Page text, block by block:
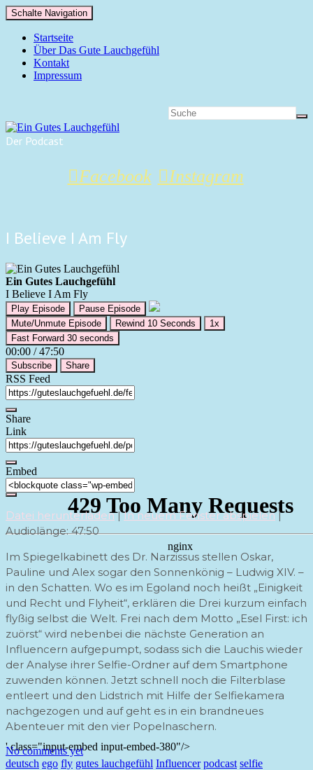
Schalte Navigation
Startseite
Über Das Gute Lauchgefühl
Kontakt
Impressum
Der Podcast
Facebook Instagram
I Believe I Am Fly
Ein Gutes Lauchgefühl
I Believe I Am Fly
Play Episode
Pause Episode
Mute/Unmute Episode
Rewind 10 Seconds
1x
Fast Forward 30 seconds
00:00 / 47:50
Subscribe Share
RSS Feed
Share
Link
Embed
' class="input-embed input-embed-380"/>
Datei herunterladen|In neuem Fenster abspielen|
Audiolänge: 47:50
Im Spiegelkabinett des Dr. Narzissus stellen Oskar,
Pauline und Alex sogar den Sonnenkönig – Ludwig XIV. –
in den Schatten. Wo es im Egoland noch heißt „Einigkeit
und Recht und Flyheit“, erklären die Drei kurzum einfach
flyßig selbst die Welt. Frei nach dem Motto „Esel First: ich
zuörst“ wird nebenbei die nächste Generation an
Influencern aufgepumpt, sodass sich die Lauchis wieder
der Analyse ihrer Selfie-Ordner auf dem Smartphone
zuwenden können. Jetzt schnell noch die Filterblase
entleert und den Lidstrich mit Hilfe der Selfiekamera
nachgezogen und auf geht es in ein brandneues
Abenteuer mit den vier Popelnaschern.
No comments yet
deutsch ego fly gutes lauchgefühl Influencer podcast selfie